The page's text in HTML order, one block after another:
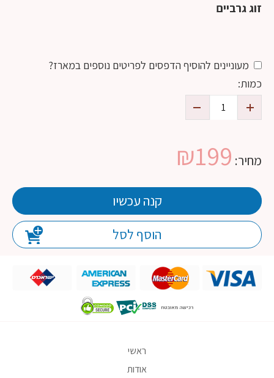
זוג גרביים
מעוניינים להוסיף הדפסים לפריטים נוספים במארז?
כמות:
מחיר: ₪199
קנה עכשיו
הוסף לסל
ראשי
אודות